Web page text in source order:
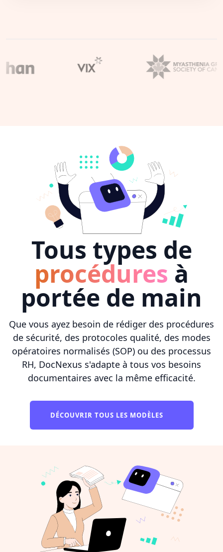
Tous types de
procédures à
portée de main
Que vous ayez besoin de rédiger des procédures
de sécurité, des protocoles qualité, des modes
opératoires normalisés (SOP) ou des processus
RH, DocNexus s'adapte à tous vos besoins
documentaires avec la même efficacité.
DÉCOUVRIR TOUS LES MODÈLES